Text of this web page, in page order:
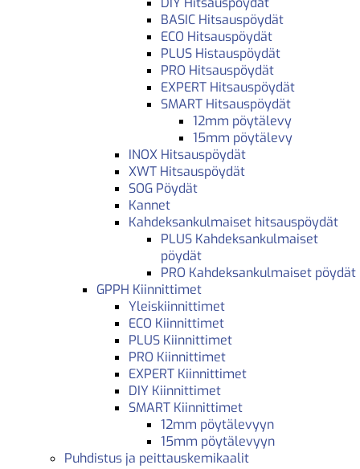
BASIC Hitsauspöydät
ECO Hitsauspöydät
PLUS Histauspöydät
PRO Hitsauspöydät
EXPERT Hitsauspöydät
SMART Hitsauspöydät
12mm pöytälevy
15mm pöytälevy
INOX Hitsauspöydät
XWT Hitsauspöydät
SOG Pöydät
Kannet
Kahdeksankulmaiset hitsauspöydät
PLUS Kahdeksankulmaiset
pöydät
PRO Kahdeksankulmaiset pöydät
GPPH Kiinnittimet
Yleiskiinnittimet
ECO Kiinnittimet
PLUS Kiinnittimet
PRO Kiinnittimet
EXPERT Kiinnittimet
DIY Kiinnittimet
SMART Kiinnittimet
12mm pöytälevyyn
15mm pöytälevyyn
Puhdistus ja peittauskemikaalit